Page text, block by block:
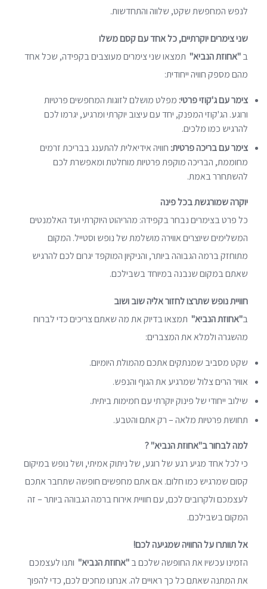
לנפש המחפשת שקט, שלווה והתחדשות.
שני צימרים יוקרתיים, כל אחד עם קסם משלו
ב"אחוזת הנביא" תמצאו שני צימרים מעוצבים בקפידה, שכל אחד
מהם מספק חוויה ייחודית:
צימר עם ג'קוזי פרטי: מפלט מושלם לזוגות המחפשים פרטיות
ורוגע. הג'קוזי המפנק, יחד עם עיצוב יוקרתי ומרגיע, יגרמו לכם
להרגיש כמו מלכים.
צימר עם בריכה פרטית: חוויה אידיאלית להתענג בבריכת זרמים
מחוממת, הבריכה מוקפת פרטיות מוחלטת ומאפשרת לכם
להשתחרר באמת.
יוקרה שמורגשת בכל פינה
כל פרט בצימרים נבחר בקפידה: מהריהוט היוקרתי ועד האלמנטים
המשלימים שיוצרים אווירה מושלמת של נופש וסטייל. המקום
מתוחזק ברמה הגבוהה ביותר, והניקיון המוקפד יגרום לכם להרגיש
שאתם במקום שנבנה במיוחד בשבילכם.
חוויית נופש שתרצו לחזור אליה שוב ושוב
ב"אחוזת הנביא" תמצאו בדיוק את מה שאתם צריכים כדי לברוח
מהשגרה ולמלא את המצברים:
שקט מסביב שמנתקים אתכם מהמולת היומיום.
אוויר הרים צלול שמרגיע את הגוף והנפש.
שילוב ייחודי של פינוק יוקרתי עם חמימות ביתית.
תחושת פרטיות מלאה – רק אתם והטבע.
למה לבחור ב"אחוזת הנביא"?
כי לכל אחד מגיע רגע של רוגע, של ניתוק אמיתי, ושל נופש במיקום
קסום שמרגיש כמו חלום. אם אתם מחפשים חופשה שתחבר אתכם
לעצמכם ולקרובים לכם, עם חוויית אירוח ברמה הגבוהה ביותר – זה
המקום בשבילכם.
אל תוותרו על החוויה שמגיעה לכם!
הזמינו עכשיו את החופשה שלכם ב"אחוזת הנביא" ותנו לעצמכם
את המתנה שאתם כל כך ראויים לה. אנחנו מחכים לכם, כדי להפוך